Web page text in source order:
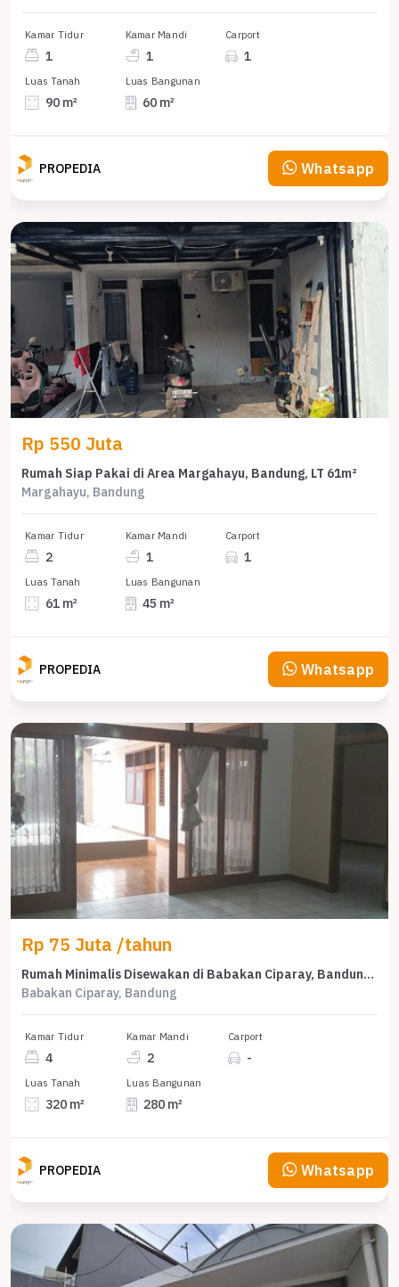
Kamar Tidur
1
Kamar Mandi
1
Carport
1
Luas Tanah
90 m²
Luas Bangunan
60 m²
PROPEDIA Whatsapp
Rp 550 Juta
Rumah Siap Pakai di Area Margahayu, Bandung, LT 61m²
Margahayu, Bandung
Kamar Tidur
2
Kamar Mandi
1
Carport
1
Luas Tanah
61 m²
Luas Bangunan
45 m²
PROPEDIA Whatsapp
Rp 75 Juta /tahun
Rumah Minimalis Disewakan di Babakan Ciparay, Bandung, Harga Ekonomis
Babakan Ciparay, Bandung
Kamar Tidur
4
Kamar Mandi
2
Carport
-
Luas Tanah
320 m²
Luas Bangunan
280 m²
PROPEDIA Whatsapp